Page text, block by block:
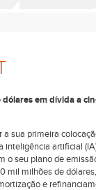
em dívida a
sua primeira
inteligência artificial
o seu plano de
mil milhões de
e